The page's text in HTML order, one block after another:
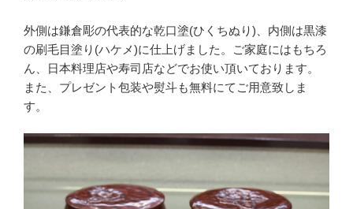
外側は鎌倉彫の代表的な乾口塗(ひくちぬり)、内側は黒漆
の刷毛目塗り(ハケメ)に仕上げました。ご家庭にはもちろ
ん、日本料理店や寿司店などでお使い頂いております。
また、プレゼント包装や熨斗も無料にてご用意致しま
す。